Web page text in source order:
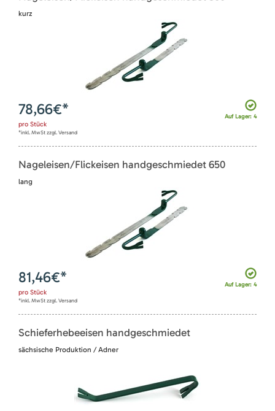
kurz
Auf Lager: 4
78,66€*
pro Stück
*inkl. MwSt zzgl. Versand
Nageleisen/Flickeisen handgeschmiedet 650
lang
Auf Lager: 4
81,46€*
pro Stück
*inkl. MwSt zzgl. Versand
Schieferhebeeisen handgeschmiedet
sächsische Produktion / Adner